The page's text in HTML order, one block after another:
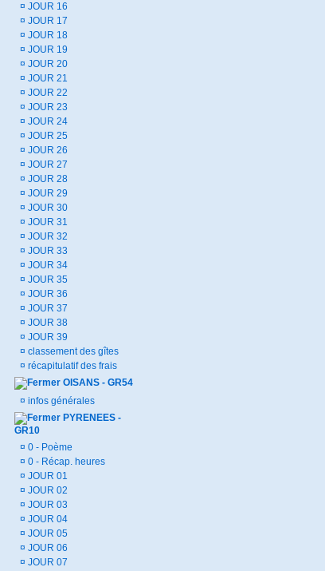
¤ JOUR 16
¤ JOUR 17
¤ JOUR 18
¤ JOUR 19
¤ JOUR 20
¤ JOUR 21
¤ JOUR 22
¤ JOUR 23
¤ JOUR 24
¤ JOUR 25
¤ JOUR 26
¤ JOUR 27
¤ JOUR 28
¤ JOUR 29
¤ JOUR 30
¤ JOUR 31
¤ JOUR 32
¤ JOUR 33
¤ JOUR 34
¤ JOUR 35
¤ JOUR 36
¤ JOUR 37
¤ JOUR 38
¤ JOUR 39
¤ classement des gîtes
¤ récapitulatif des frais
OISANS - GR54
¤ infos générales
PYRENEES -
GR10
¤ 0 - Poème
¤ 0 - Récap. heures
¤ JOUR 01
¤ JOUR 02
¤ JOUR 03
¤ JOUR 04
¤ JOUR 05
¤ JOUR 06
¤ JOUR 07